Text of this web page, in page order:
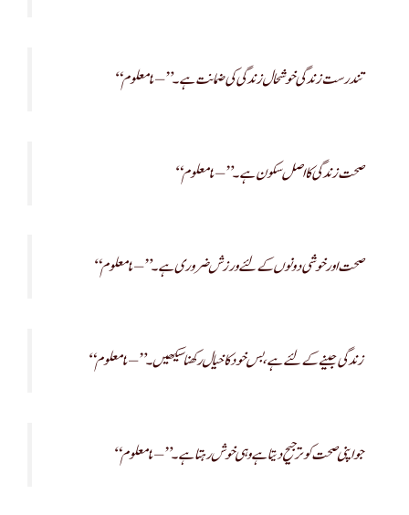
“تندرست زندگی خوشحال زندگی کی ضمانت ہے۔” – نامعلوم
“صحت زندگی کا اصل سکون ہے۔” – نامعلوم
“صحت اور خوشی دونوں کے لئے ورزش ضروری ہے۔” – نامعلوم
“زندگی جینے کے لئے ہے، بس خود کا خیال رکھنا سیکھیں۔” – نامعلوم
“جو اپنی صحت کو ترجیح دیتا ہے وہی خوش رہتا ہے۔” – نامعلوم